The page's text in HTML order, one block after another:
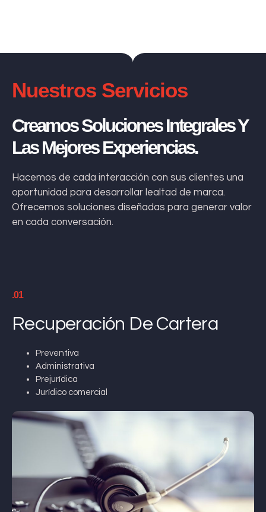
Nuestros Servicios
Creamos Soluciones Integrales Y
Las Mejores Experiencias.
Hacemos de cada interacción con sus clientes una
oportunidad para desarrollar lealtad de marca.
Ofrecemos soluciones diseñadas para generar valor
en cada conversación.
.01
Recuperación De Cartera
Preventiva
Administrativa
Prejurídica
Jurídico comercial